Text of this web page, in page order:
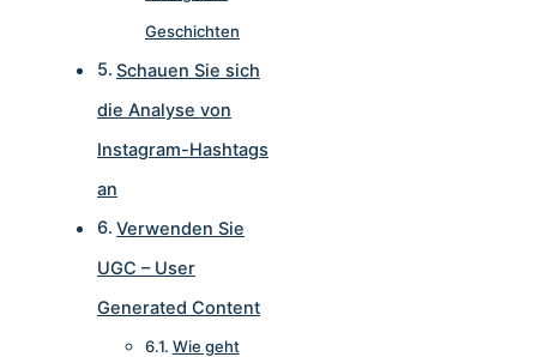
Geschichten
Schauen Sie sich
die Analyse von
Instagram-Hashtags
an
Verwenden Sie
UGC – User
Generated Content
Wie geht